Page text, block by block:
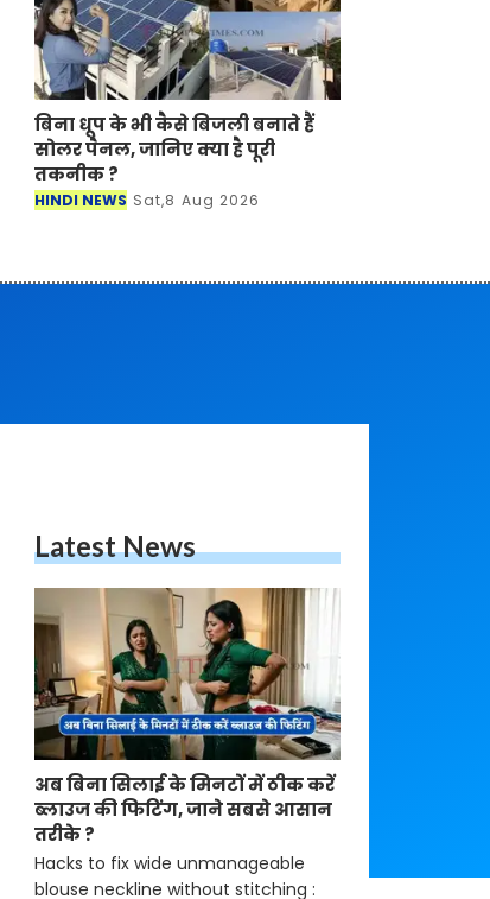
बिना धूप के भी कैसे बिजली बनाते हैं
सोलर पैनल, जानिए क्या है पूरी
तकनीक ?
HINDI NEWS Sat,8 Aug 2026
Latest News
अब बिना सिलाई के मिनटों में ठीक करें
ब्लाउज की फिटिंग, जाने सबसे आसान
तरीके ?
Hacks to fix wide unmanageable
blouse neckline without stitching :